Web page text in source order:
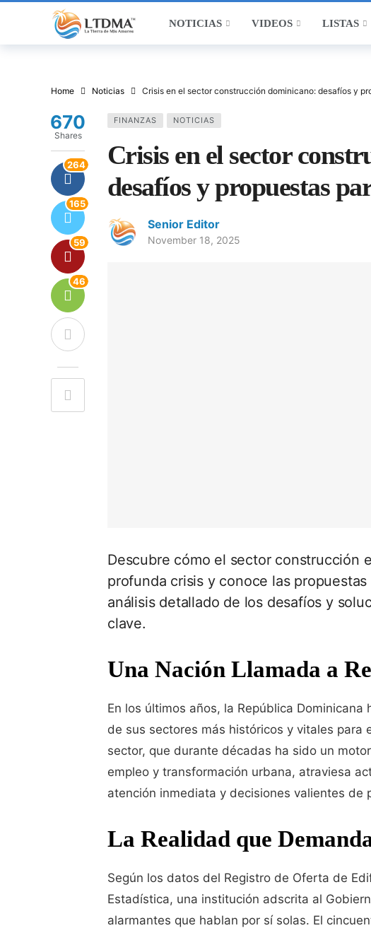
NOTICIAS VIDEOS LISTAS
Home Noticias Crisis en el sector construcción dominicano: desafíos y
FINANZAS NOTICIAS
Crisis en el sector
desafíos y propuestas
Senior Editor
November 18, 2025
670
Shares
264
165
59
46
Descubre cómo el sector construcción
profunda crisis y conoce las
análisis detallado de los desafíos y
clave.
Una Nación Llamada a
En los últimos años, la República
de sus sectores más históricos y vitales para
sector, que durante décadas ha sido un
empleo y transformación urbana, atraviesa
atención inmediata y decisiones valientes
La Realidad que
Según los datos del Registro de Oferta de
Estadística, una institución adscrita al
alarmantes que hablan por sí solas. El